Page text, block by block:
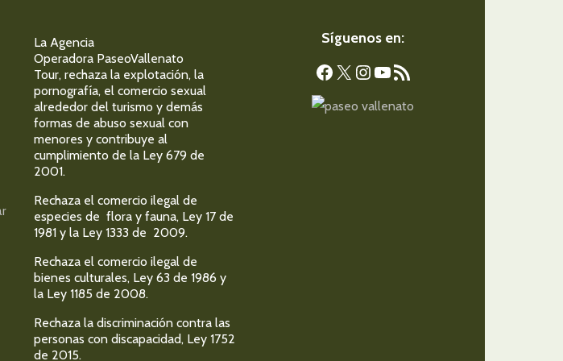
La Agencia
Operadora PaseoVallenato
Tour, rechaza la explotación, la
pornografía, el comercio sexual
alrededor del turismo y demás
formas de abuso sexual con
menores y contribuye al
cumplimiento de la Ley 679 de
2001.
Rechaza el comercio ilegal de
especies de flora y fauna, Ley 17 de
1981 y la Ley 1333 de 2009.
Rechaza el comercio ilegal de
bienes culturales, Ley 63 de 1986 y
la Ley 1185 de 2008.
Rechaza la discriminación contra las
personas con discapacidad, Ley 1752
de 2015.
Síguenos en:
Facebook
X Instagram
YouTube
Feed RSS